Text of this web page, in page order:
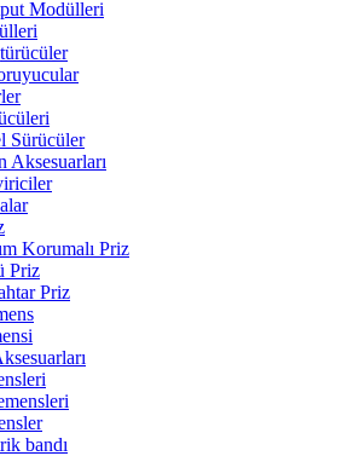
Modülleri
Sürücüler
Aksesuarları
Korumalı Priz
Priz
Priz
bandı